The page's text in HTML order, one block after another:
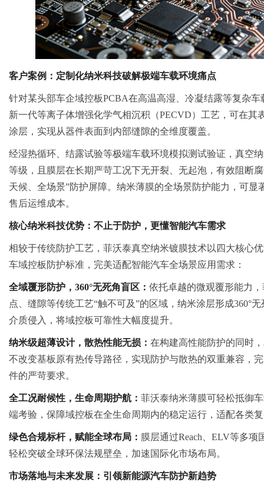
客户案例：定制化纳米科技破解极端车载环境痛点
针对某头部车企域控板PCBA在高温高湿、冷凝结露等复杂
新一代等离子体增强化学气相沉积（PECVD）工艺，可在其
涂层，实现从器件表面到内部缝隙的全维度覆盖。
经湿热循环、结露试验等极端车载环境模拟测试验证，真空
等级，且膜层在长期严苛工况下无开裂、无起泡，有效阻断
天候、全场景”防护屏障。纳米薄膜的全场景防护能力，可显
售后运维成本。
核心纳米科技优势：不止于防护，更懂智能汽车需求
相较于传统防护工艺，菲沃泰真空纳米镀膜技术以四大核心
车域控板防护标准，完美适配智能汽车全场景应用需求：
全域覆形防护， 360°无死角盲区： 依托卓越的微观覆形能力
点、缝隙等传统工艺“触不可及”的区域，纳米涂层形成360°
介质侵入，将域控板可靠性大幅度提升。
纳米级超薄设计，散热性能无损： 在构建高性能防护的同时
不改变基板原有热传导路径，实现防护与散热的双重兼容，
件的严苛要求。
全工况耐候性，生命周期护航： 菲沃泰纳米薄膜可轻松抵御
端考验，保障域控板在全生命周期内的稳定运行，适配各类
绿色合规标杆，赋能全球布局： 膜层通过Reach、ELV等多
轻松突破全球环保法规壁垒，加速国际化市场布局。
市场落地与未来发展：引领新能源汽车防护新趋势